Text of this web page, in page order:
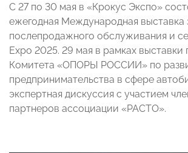
С 27 по 30 мая в «Крокус Экспо»
ежегодная Международная выставка
послепродажного обслуживания и
Expo 2025. 29 мая в рамках
Комитета «ОПОРЫ РОССИИ» по
предпринимательства в сфере
экспертная дискуссия с участием
партнеров ассоциации «РАСТО».